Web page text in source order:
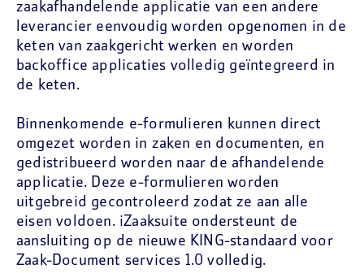
zaakafhandelende applicatie van een andere
leverancier eenvoudig worden opgenomen in de
keten van zaakgericht werken en worden
backoffice applicaties volledig geïntegreerd in
de keten.
Binnenkomende e-formulieren kunnen direct
omgezet worden in zaken en documenten, en
gedistribueerd worden naar de afhandelende
applicatie. Deze e-formulieren worden
uitgebreid gecontroleerd zodat ze aan alle
eisen voldoen. iZaaksuite ondersteunt de
aansluiting op de nieuwe KING-standaard voor
Zaak-Document services 1.0 volledig.